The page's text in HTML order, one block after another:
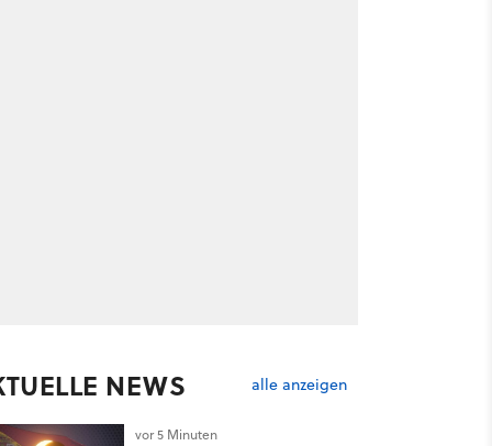
NEWS alle anzeigen
vor 5 Minuten